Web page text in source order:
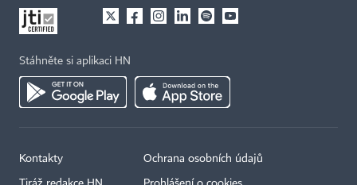
Stáhněte si aplikaci HN
Kontakty Ochrana osobních údajů